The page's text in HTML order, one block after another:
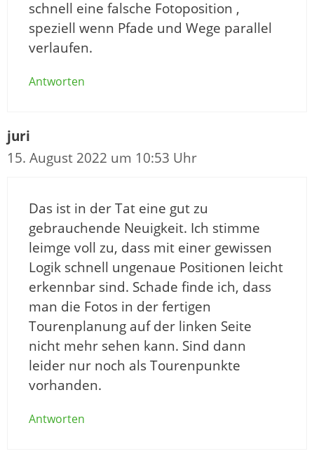
schnell eine falsche Fotoposition ,
speziell wenn Pfade und Wege parallel
verlaufen.
Antworten
juri
15. August 2022 um 10:53 Uhr
Das ist in der Tat eine gut zu
gebrauchende Neuigkeit. Ich stimme
leimge voll zu, dass mit einer gewissen
Logik schnell ungenaue Positionen leicht
erkennbar sind. Schade finde ich, dass
man die Fotos in der fertigen
Tourenplanung auf der linken Seite
nicht mehr sehen kann. Sind dann
leider nur noch als Tourenpunkte
vorhanden.
Antworten